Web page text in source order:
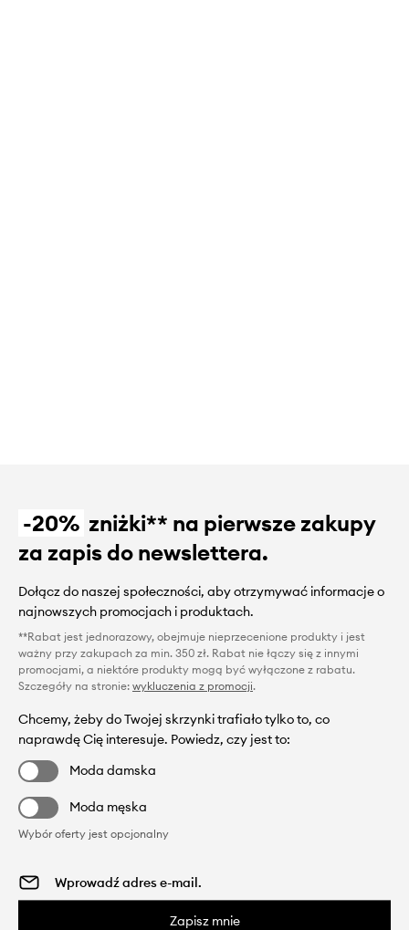
-20% zniżki** na pierwsze zakupy
za zapis do newslettera.
Dołącz do naszej społeczności, aby otrzymywać informacje o
najnowszych promocjach i produktach.
**Rabat jest jednorazowy, obejmuje nieprzecenione produkty i jest
ważny przy zakupach za min. 350 zł. Rabat nie łączy się z innymi
promocjami, a niektóre produkty mogą być wyłączone z rabatu.
Szczegóły na stronie: wykluczenia z promocji.
Chcemy, żeby do Twojej skrzynki trafiało tylko to, co
naprawdę Cię interesuje. Powiedz, czy jest to:
Moda damska
Moda męska
Wybór oferty jest opcjonalny
Zapisz mnie